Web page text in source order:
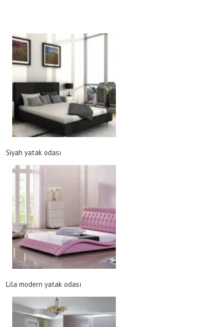
Siyah yatak odası
Lila modern yatak odası